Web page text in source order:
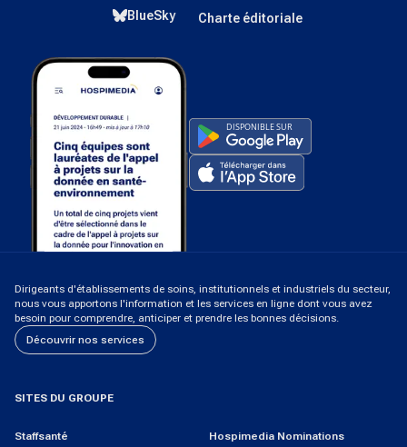
BlueSky Charte éditoriale
Dirigeants d'établissements de soins, institutionnels et industriels du secteur,
nous vous apportons l'information et les services en ligne dont vous avez
besoin pour comprendre, anticiper et prendre les bonnes décisions.
Découvrir nos services
SITES DU GROUPE
Staffsanté
Hospimedia Nominations